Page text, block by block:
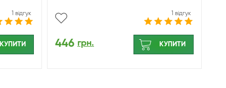
1 відгук
КУПИТИ
1 відгук
446 грн. КУПИТИ